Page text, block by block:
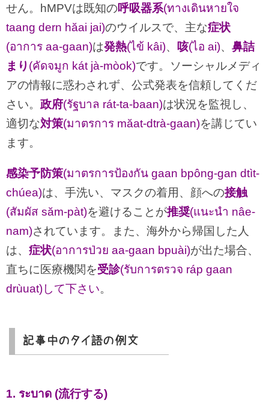
せん。hMPVは既知の呼吸器系(ทางเดินหายใจ
taang dern hăai jai)のウイルスで、主な症状
(อาการ aa-gaan)は発熱(ไข้ kâi)、 咳(ไอ ai)、 鼻詰
まり (คัดจมูก kát jà-mòok)です。ソーシャルメディ
アの情報に惑わされず、公式発表を信頼してくだ
さい。 政府(รัฐบาล rát-ta-baan)は状況を監視し、
適切な対策(มาตรการ măat-dtrà-gaan)を講じてい
ます。
感染予防策(มาตรการป้องกัน gaan bpông-gan dtìt-
chúea)は、手洗い、マスクの着用、顔への接触
(สัมผัส săm-pàt)を避けることが推奨(แนะนำ nâe-
nam)されています。また、海外から帰国した人
は、 症状(อาการป่วย aa-gaan bpuài)が出た場合、
直ちに医療機関を受診(รับการตรวจ ráp gaan
drùuat)して下さい。
記事中のタイ語の例文
1. ระบาด (流行する)